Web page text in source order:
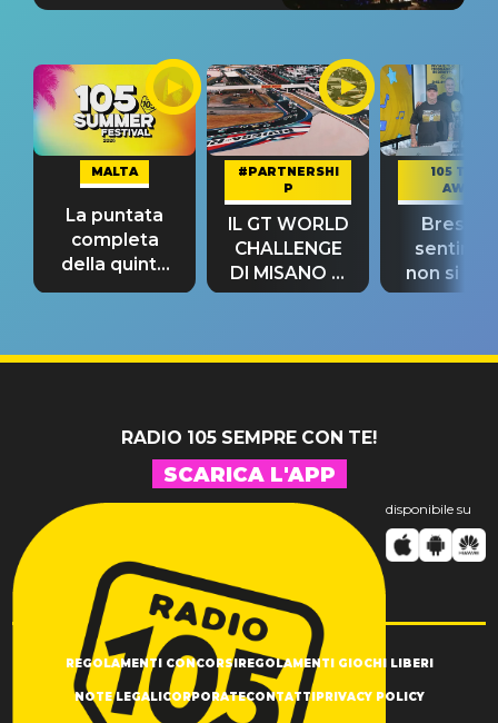
MALTA
La puntata
completa
della quinta
tappa
#PARTNERSHI
P
IL GT WORLD
CHALLENGE
DI MISANO si
riconferma
105 TAKE
AWAY
Bresh:
non si
fino alla
RADIO 105 SEMPRE CON TE!
SCARICA L'APP
disponibile su
REGOLAMENTI CONCORSI REGOLAMENTI GIOCHI LIBERI
NOTE LEGALI CORPORATECONTATTI PRIVACY POLICY